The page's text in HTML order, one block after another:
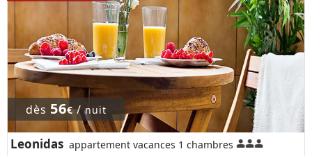
dès 56€/nuit
Leonidas appartement vacances 1 chambres